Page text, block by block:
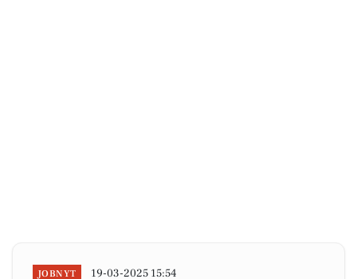
JOBNYT 19-03-2025 15:54